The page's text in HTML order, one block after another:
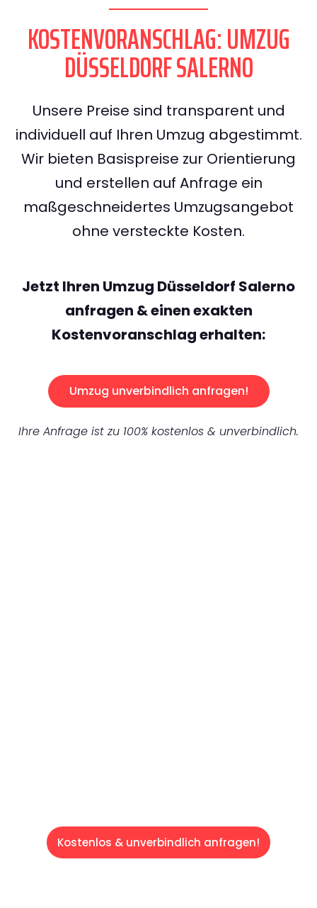
KOSTENVORANSCHLAG: UMZUG
DÜSSELDORF SALERNO
Unsere Preise sind transparent und
individuell auf Ihren Umzug abgestimmt.
Wir bieten Basispreise zur Orientierung
und erstellen auf Anfrage ein
maßgeschneidertes Umzugsangebot
ohne versteckte Kosten.
Jetzt Ihren Umzug Düsseldorf Salerno
anfragen & einen exakten
Kostenvoranschlag erhalten:
Umzug unverbindlich anfragen!
Ihre Anfrage ist zu 100% kostenlos & unverbindlich.
Kostenlos & unverbindlich anfragen!